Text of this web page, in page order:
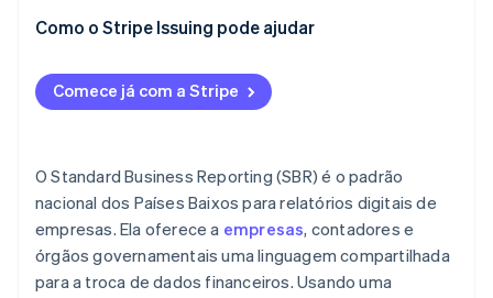
Envie e confirme
Aguarde a publicação e a reutilização
Maior segurança
Facilidade de uso
Como o Stripe Issuing pode ajudar
Comece já com a Stripe
O Standard Business Reporting (SBR) é o padrão
nacional dos Países Baixos para relatórios digitais de
empresas. Ela oferece a empresas, contadores e
órgãos governamentais uma linguagem compartilhada
para a troca de dados financeiros. Usando uma